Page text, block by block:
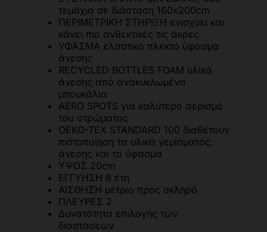
τεμάχια σε διάσταση 160x200cm
ΠΕΡΙΜΕΤΡΙΚΗ ΣΤΗΡΙΞΗ ενισχύει και
κάνει πιο ανθεκτικές τις άκρες
ΥΦΑΣΜΑ ελαστικό πλεκτό ύφασμα
άνεσης
RECYCLED BOTTLES FOAM υλικά
άνεσης από ανακυκλωμένα
μπουκάλια
AERO SPOTS για καλύτερο αερισμό
του στρώματος
OEKO-TEX STANDARD 100 διαθέτουν
πιστοποίηση τα υλικά γεμίσματος,
άνεσης και το ύφασμα
ΥΨΟΣ 20cm
ΕΓΓΥΗΣΗ 8 έτη
ΑΙΣΘΗΣΗ μέτριο προς σκληρό
ΠΛΕΥΡΕΣ 2
Δυνατότητα επιλογής των
διαστάσεων